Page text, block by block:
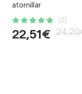
atornillar
(3)
22,51€